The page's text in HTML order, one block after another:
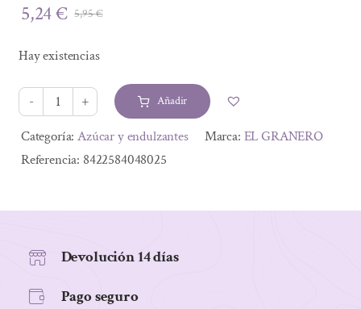
5,95€El
era:
5,95 €.
5,24€
El
es:
5,24 €.
Hay existencias
AZUCAR
DE
CAÑA
Kg
Añadir
Alternative:
Categoría:Azúcar y endulzantes Marca: EL GRANERO
Referencia: 8422584048025
Devolución 14 días
Pago seguro